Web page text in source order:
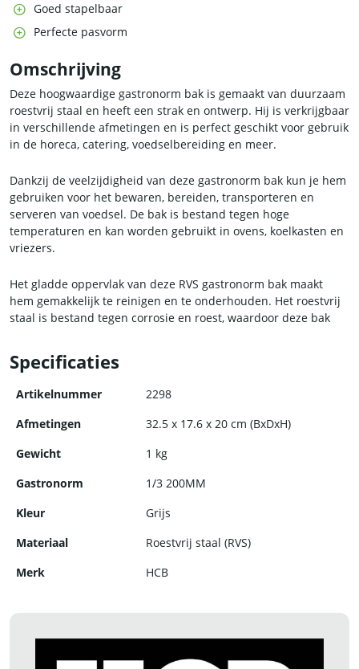
Goed stapelbaar
Perfecte pasvorm
Omschrijving
Deze hoogwaardige gastronorm bak is gemaakt van duurzaam
roestvrij staal en heeft een strak en ontwerp. Hij is verkrijgbaar
in verschillende afmetingen en is perfect geschikt voor gebruik
in de horeca, catering, voedselbereiding en meer.
Dankzij de veelzijdigheid van deze gastronorm bak kun je hem
gebruiken voor het bewaren, bereiden, transporteren en
serveren van voedsel. De bak is bestand tegen hoge
temperaturen en kan worden gebruikt in ovens, koelkasten en
vriezers.
Het gladde oppervlak van deze RVS gastronorm bak maakt
hem gemakkelijk te reinigen en te onderhouden. Het roestvrij
staal is bestand tegen corrosie en roest, waardoor deze bak
Kies voor kwaliteit en duurzaamheid met de RVS gastronorm
bak van HCB.
Specificaties
Artikelnummer
2298
Afmetingen
32.5 x 17.6 x 20 cm (BxDxH)
Gewicht
1 kg
Gastronorm
1/3 200MM
Kleur
Grijs
Materiaal
Roestvrij staal (RVS)
Merk
HCB